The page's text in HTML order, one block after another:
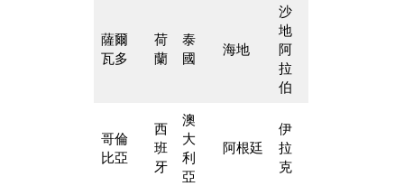
薩爾
瓦多
荷
蘭
泰
國
海地
沙
地
阿
拉
伯
哥倫
比亞
西
班
牙
澳
大
利
亞
阿根廷
伊
拉
克